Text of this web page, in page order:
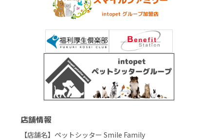
店舗情報
【店舗名】ペットシッター Smile Family